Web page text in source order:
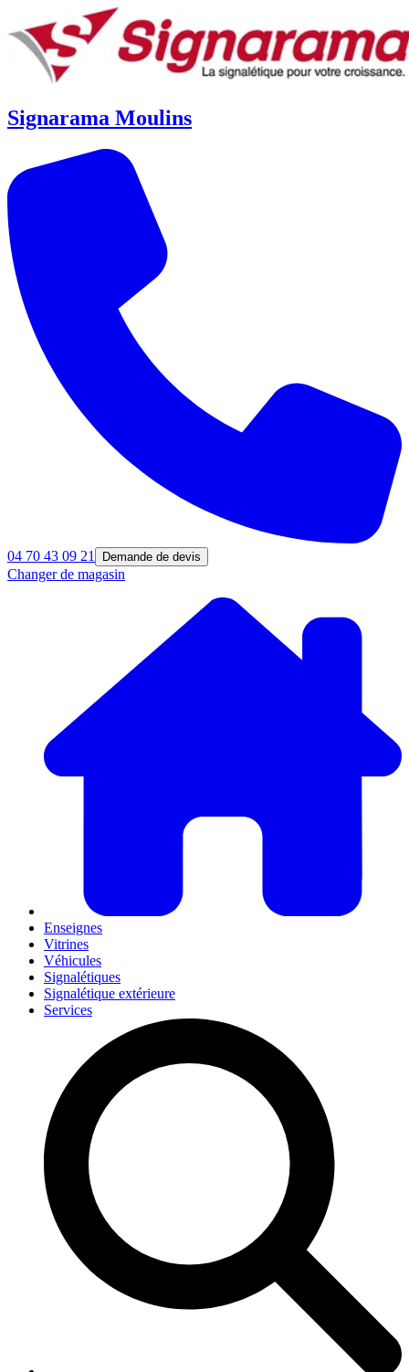
Signarama Moulins
04 70 43 09 21 Demande de devis
Changer de magasin
Enseignes
Vitrines
Véhicules
Signalétiques
Signalétique extérieure
Services